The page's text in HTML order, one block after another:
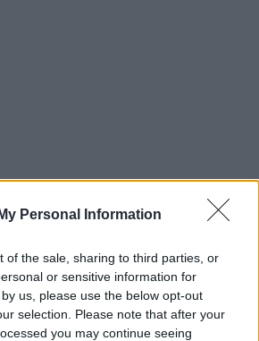
Personal Information
of the sale, sharing to third parties, or
or sensitive information for
us, please use the below opt-out
selection. Please note that after your
you may continue seeing